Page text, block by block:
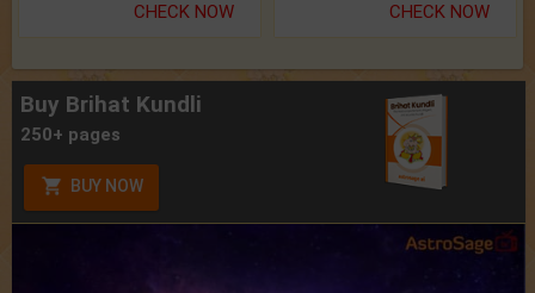
CHECK NOW CHECK NOW
Buy Brihat Kundli
250+ pages
BUY NOW